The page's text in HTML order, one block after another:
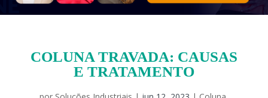
COLUNA TRAVADA: CAUSAS
E TRATAMENTO